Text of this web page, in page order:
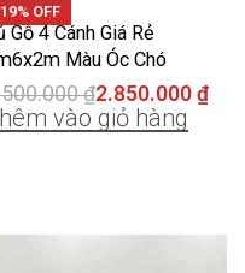
OFF
Gỗ 4 Cánh Giá Rẻ
Màu Óc Chó
₫2.850.000 ₫
vào giỏ hàng